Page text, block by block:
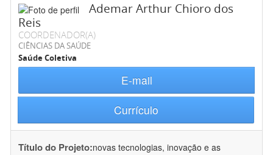
Ademar Arthur Chioro dos
Reis
COORDENADOR(A)
CIÊNCIAS DA SAÚDE
Saúde Coletiva
E-mail
Currículo
Título do Projeto:novas tecnologias, inovação e as